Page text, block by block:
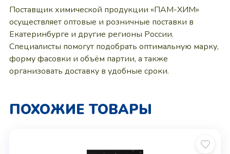
Поставщик химической продукции «ПАМ-ХИМ»
осуществляет оптовые и розничные поставки в
Екатеринбурге и другие регионы России.
Специалисты помогут подобрать оптимальную марку,
форму фасовки и объём партии, а также
организовать доставку в удобные сроки.
ПОХОЖИЕ ТОВАРЫ